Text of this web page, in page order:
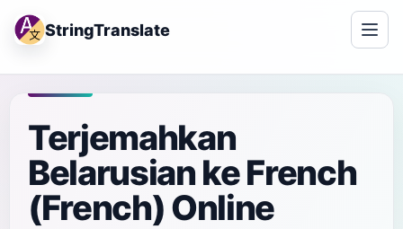
StringTranslate
Terjemahkan
Belarusian ke French
(French) Online